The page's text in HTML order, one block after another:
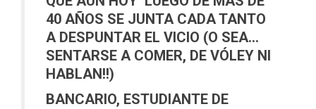
40 AÑOS SE JUNTA CADA TANTO
A DESPUNTAR EL VICIO (O SEA…
SENTARSE A COMER, DE VÓLEY NI
HABLAN!!)
BANCARIO, ESTUDIANTE DE